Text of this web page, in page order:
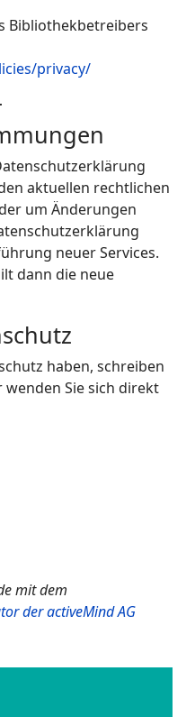
Bibliothekbetreibers
privacy/
aktuellen rechtlichen
um Änderungen
neuer Services.
dann die neue
haben, schreiben
wenden Sie sich direkt
mit dem
der activeMind AG